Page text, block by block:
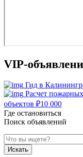
VIP-
Гид в
Расчет
объектов ₽10 000
Где остановиться
Поиск объявлений
Искать